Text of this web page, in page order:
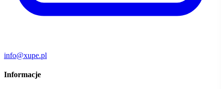
info@xupe.pl
Informacje